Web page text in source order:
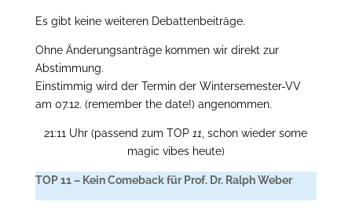
Es gibt keine weiteren Debattenbeiträge.
Ohne Änderungsanträge kommen wir direkt zur
Abstimmung.
Einstimmig wird der Termin der Wintersemester-VV
am 07.12. (remember the date!) angenommen.
21:11 Uhr (passend zum TOP11, schon wieder some
magic vibes heute)
TOP 11 – Kein Comeback für Prof. Dr. Ralph Weber